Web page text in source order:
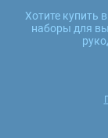
Хотите купить
наборы для